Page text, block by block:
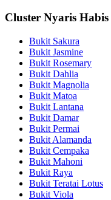
Cluster Nyaris Habis
Bukit Sakura
Bukit Jasmine
Bukit Rosemary
Bukit Dahlia
Bukit Magnolia
Bukit Matoa
Bukit Lantana
Bukit Damar
Bukit Permai
Bukit Alamanda
Bukit Cempaka
Bukit Mahoni
Bukit Raya
Bukit Teratai Lotus
Bukit Viola